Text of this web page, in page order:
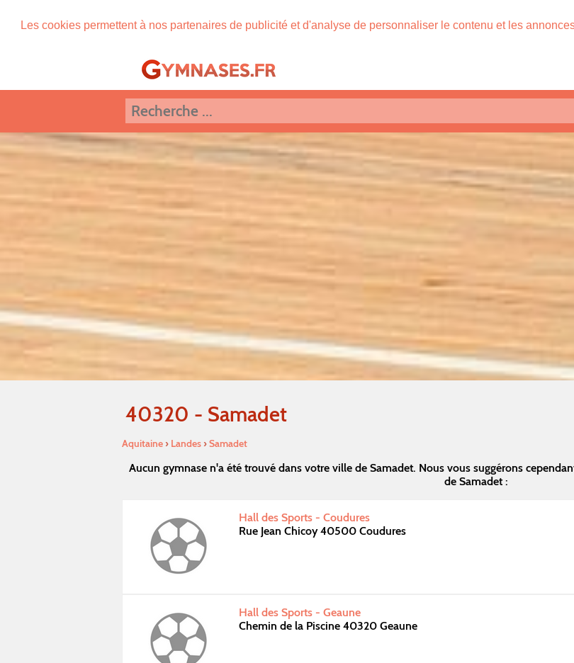
Les cookies permettent à nos partenaires de publicité et d'analyse de personnaliser le contenu et les
40320 - Samadet
Aquitaine› Landes›Samadet
Aucun gymnase n'a été trouvé dans votre ville de Samadet. Nous vous suggérons
de Samadet :
Hall des Sports - Coudures
Rue Jean Chicoy 40500 Coudures
Hall des Sports - Geaune
Chemin de la Piscine 40320 Geaune